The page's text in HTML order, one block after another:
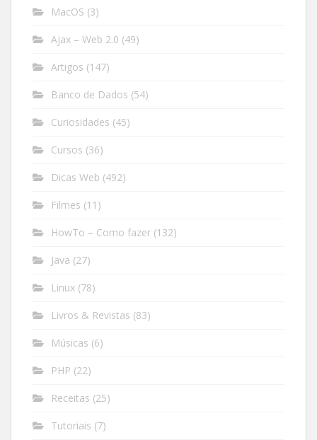
MacOS (3)
Ajax – Web 2.0 (49)
Artigos (147)
Banco de Dados (54)
Curiosidades (45)
Cursos (36)
Dicas Web (492)
Filmes (11)
HowTo – Como fazer (132)
Java (27)
Linux (78)
Livros & Revistas (83)
Músicas (6)
PHP (22)
Receitas (25)
Tutoriais (7)